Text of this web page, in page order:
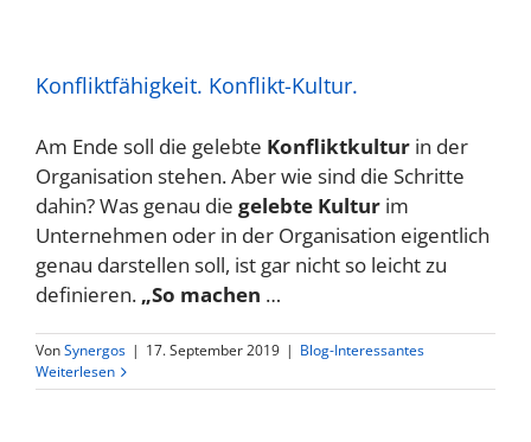
Konfliktfähigkeit. Konflikt-Kultur.
Am Ende soll die gelebte Konfliktkultur in der
Organisation stehen. Aber wie sind die Schritte
dahin? Was genau die gelebte Kultur im
Unternehmen oder in der Organisation eigentlich
genau darstellen soll, ist gar nicht so leicht zu
definieren. „So machen …
VonSynergos | 17. September 2019 | Blog-Interessantes
Weiterlesen